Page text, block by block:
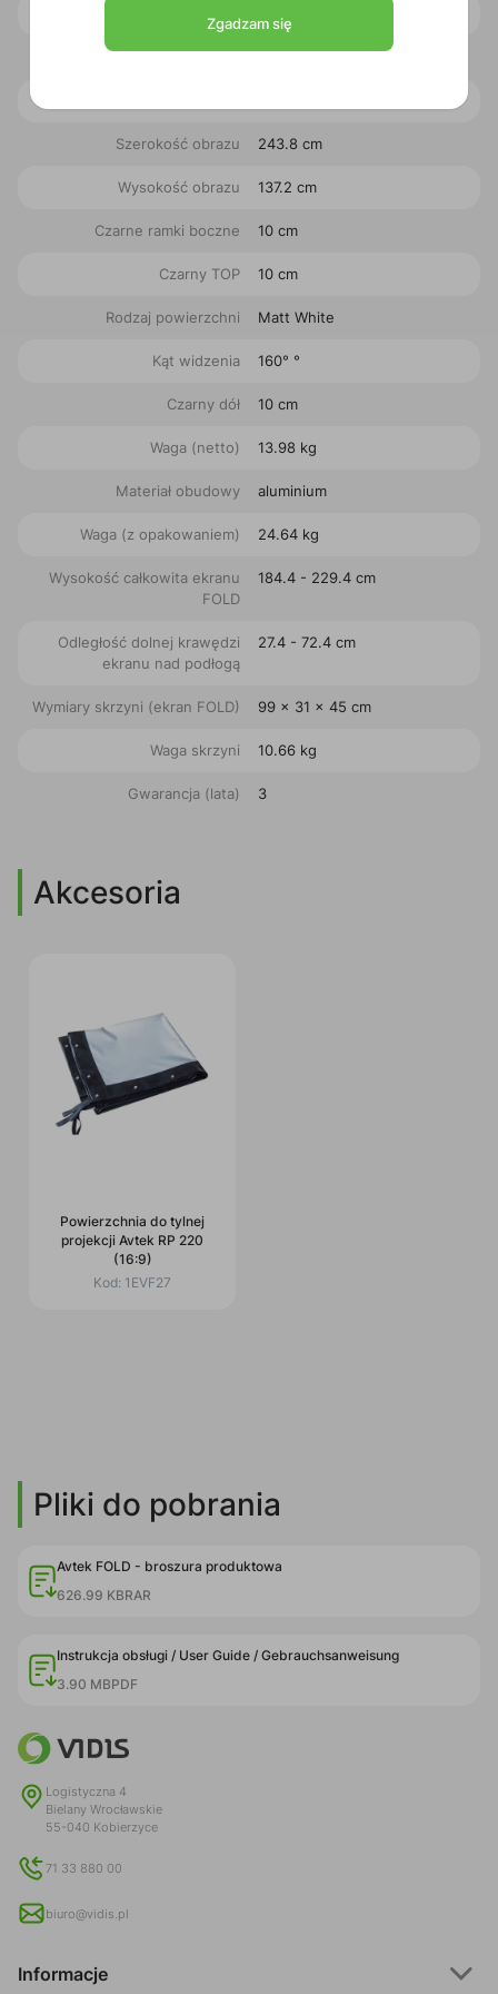
Szerokość ekranu 263.8 cm
Szerokość obrazu 243.8 cm
Wysokość obrazu 137.2 cm
Czarne ramki boczne 10 cm
Czarny TOP 10 cm
Rodzaj powierzchni Matt White
Kąt widzenia 160° °
Czarny dół 10 cm
Waga (netto) 13.98 kg
Materiał obudowy aluminium
Waga (z opakowaniem) 24.64 kg
Wysokość całkowita ekranu
FOLD
184.4 - 229.4 cm
Odległość dolnej krawędzi
ekranu nad podłogą
27.4 - 72.4 cm
Wymiary skrzyni (ekran FOLD) 99 x 31 x 45 cm
Waga skrzyni 10.66 kg
Gwarancja (lata) 3
Akcesoria
Powierzchnia do tylnej
projekcji Avtek RP 220
(16:9)
Kod: 1EVF27
Pliki do pobrania
Avtek FOLD - broszura produktowa
626.99 KBRAR
Instrukcja obsługi / User Guide / Gebrauchsanweisung
3.90 MBPDF
Logistyczna 4
Bielany Wrocławskie
55-040 Kobierzyce
71 33 880 00
biuro@vidis.pl
Informacje
Zgadzam się